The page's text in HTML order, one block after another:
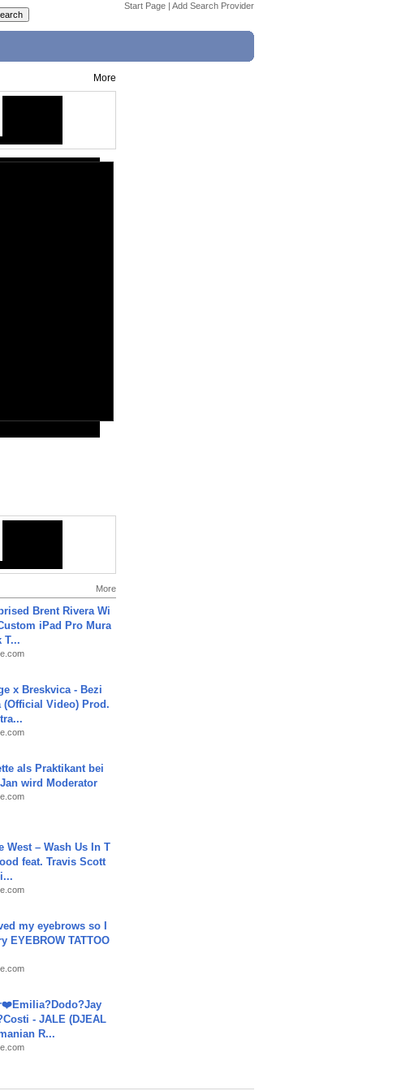
Start Page | Add Search Provider
More
More
Brent Rivera Wi
iPad Pro Mura
T...
x Breskvica - Bezi
(Official Video) Prod.
als Praktikant bei
wird Moderator
West – Wash Us In T
feat. Travis Scott
my eyebrows so I
EYEBROW TATTOO
- JALE (DJEAL
R...